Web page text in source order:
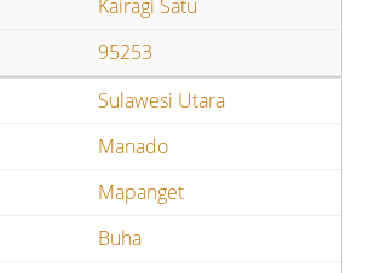
Kairagi Satu
95253
Sulawesi Utara
Manado
Mapanget
Buha